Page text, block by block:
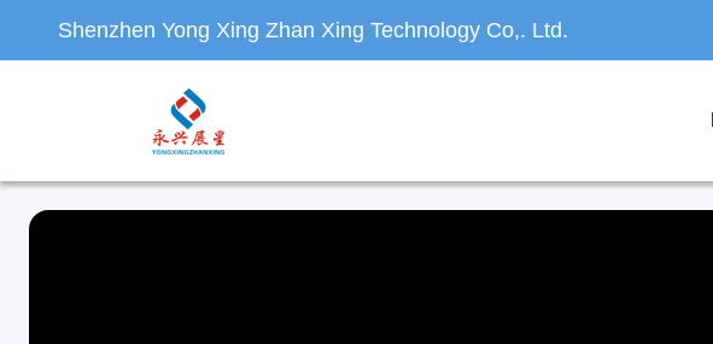
Shenzhen Yong Xing Zhan Xing Technology Co,. Ltd.